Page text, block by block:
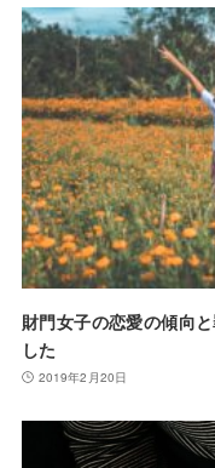
財門女子の恋愛の傾向
した
2019年2月20日